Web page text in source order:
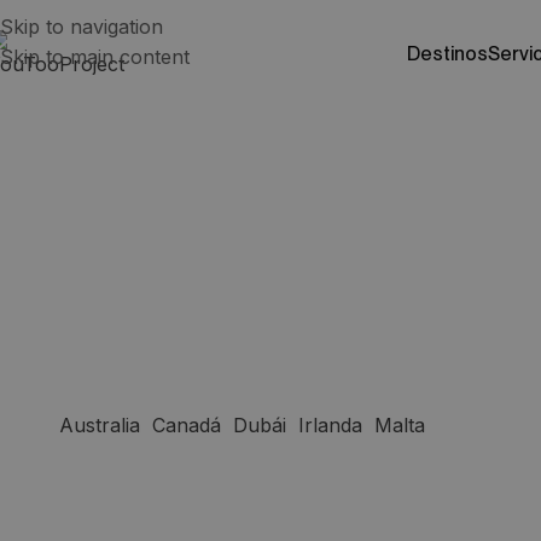
Skip to navigation
Skip to main content
destinos
Australia Canadá Dubái Irlanda Malta